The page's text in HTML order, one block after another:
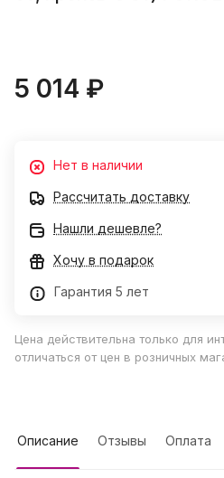
5 014 ₽
Нет в наличии
Рассчитать доставку
Нашли дешевле?
Хочу в подарок
Гарантия 5 лет
Цена действительна только для
отличаться от цен в розничных
Описание Отзывы Оплата